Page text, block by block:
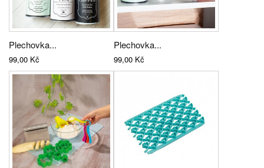
Plechovka...
99,00 Kč
Plechovka...
99,00 Kč